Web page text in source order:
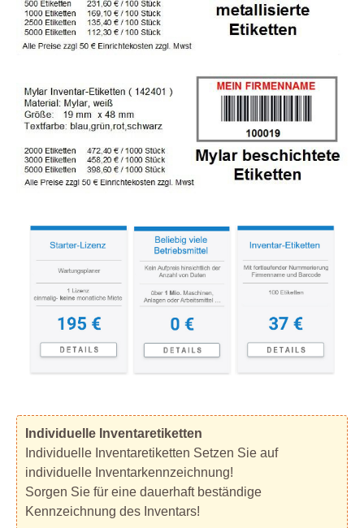
Individuelle Inventaretiketten
Individuelle Inventaretiketten Setzen Sie auf
individuelle Inventarkennzeichnung!
Sorgen Sie für eine dauerhaft beständige
Kennzeichnung des Inventars!